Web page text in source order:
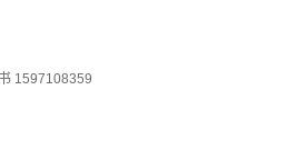
1597108359